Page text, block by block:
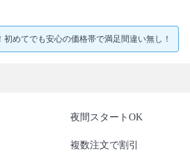
めてでも安心の価格帯で満足間違い無し！
夜間スタートOK
複数注文で割引